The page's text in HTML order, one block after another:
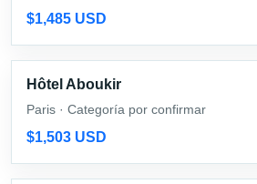
$1,485 USD
Hôtel Aboukir
Paris · Categoría por confirmar
$1,503 USD